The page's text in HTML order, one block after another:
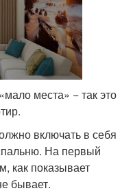
места» − так это
включать в себя
На первый
как показывает
бывает.